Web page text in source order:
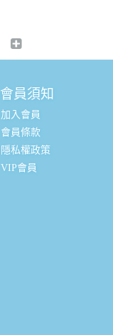
會員須知
加入會員
會員條款
隱私權政策
VIP會員